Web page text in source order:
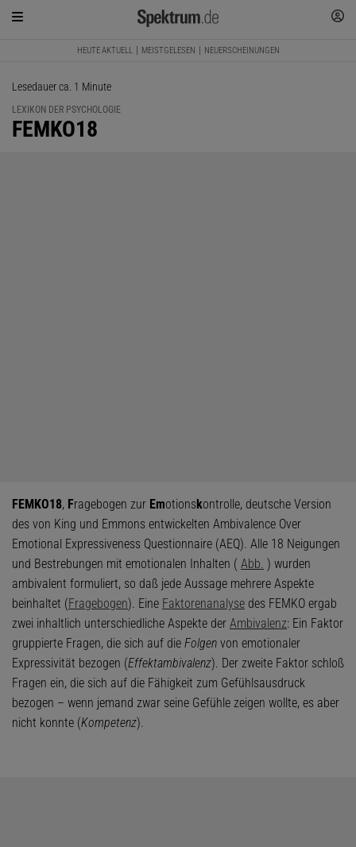
HEUTE AKTUELL MEISTGELESEN NEUERSCHEINUNGEN
Lesedauer ca. 1 Minute
LEXIKON DER PSYCHOLOGIE
:
FEMKO18
FEMKO18, Fragebogen zur Emotionskontrolle, deutsche Version
des von King und Emmons entwickelten Ambivalence Over
Emotional Expressiveness Questionnaire (AEQ). Alle 18 Neigungen
und Bestrebungen mit emotionalen Inhalten ( Abb. ) wurden
ambivalent formuliert, so daß jede Aussage mehrere Aspekte
beinhaltet (Fragebogen). Eine Faktorenanalyse des FEMKO ergab
zwei inhaltlich unterschiedliche Aspekte der Ambivalenz: Ein Faktor
gruppierte Fragen, die sich auf die Folgen von emotionaler
Expressivität bezogen (Effektambivalenz). Der zweite Faktor schloß
Fragen ein, die sich auf die Fähigkeit zum Gefühlsausdruck
bezogen – wenn jemand zwar seine Gefühle zeigen wollte, es aber
nicht konnte (Kompetenz).